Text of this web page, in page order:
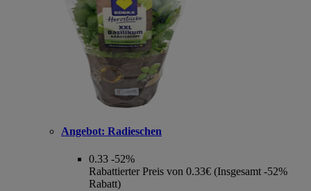
Angebot: Radieschen
0.33 -52%
Rabattierter Preis von 0.33€ (Insgesamt -52%
Rabatt)